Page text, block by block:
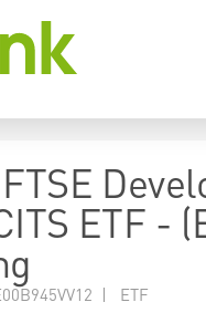
ETF -
| ETF